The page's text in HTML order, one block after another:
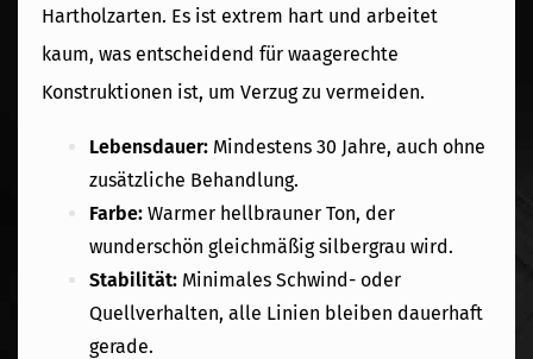
Hartholzarten. Es ist extrem hart und arbeitet
kaum, was entscheidend für waagerechte
Konstruktionen ist, um Verzug zu vermeiden.
Lebensdauer: Mindestens 30 Jahre, auch ohne
zusätzliche Behandlung.
Farbe: Warmer hellbrauner Ton, der
wunderschön gleichmäßig silbergrau wird.
Stabilität: Minimales Schwind- oder
Quellverhalten, alle Linien bleiben dauerhaft
gerade.